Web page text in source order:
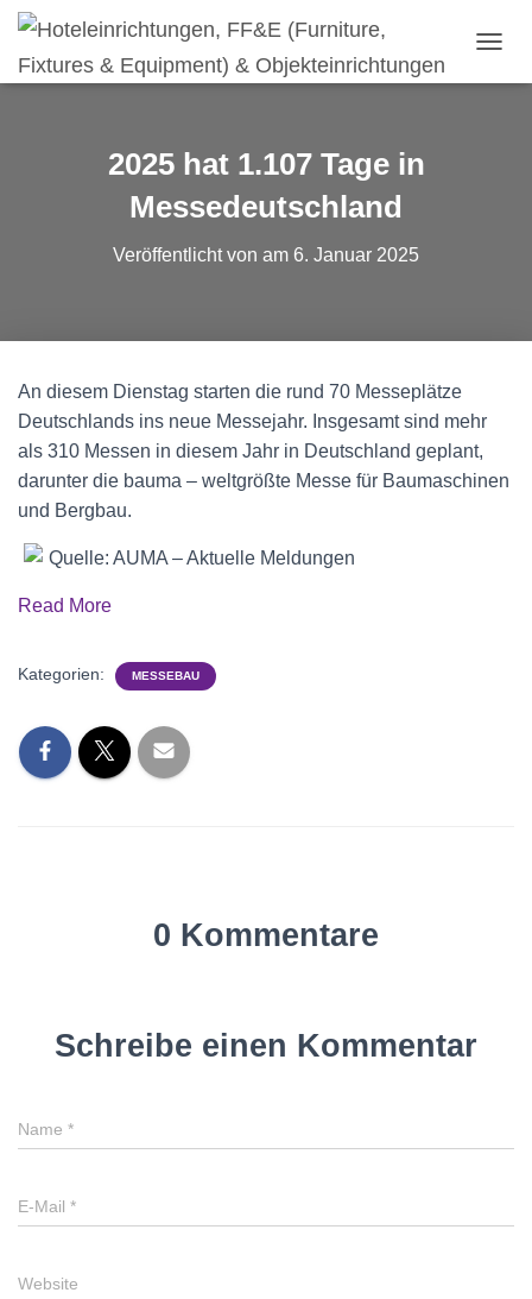
A
N
2025 hat 1.107 Tage in
Messedeutschland
Veröffentlicht von am 6. Januar 2025
An diesem Dienstag starten die rund 70 Messeplätze
Deutschlands ins neue Messejahr. Insgesamt sind mehr
als 310 Messen in diesem Jahr in Deutschland geplant,
darunter die bauma – weltgrößte Messe für Baumaschinen
und Bergbau.
Quelle: AUMA – Aktuelle Meldungen
Read More
Kategorien: MESSEBAU
0 Kommentare
Schreibe einen Kommentar
Name *
E-Mail *
Website